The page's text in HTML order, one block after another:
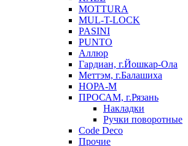
MOTTURA
MUL-T-LOCK
PASINI
PUNTO
Аллюр
Гардиан, г.Йошкар-Ола
Меттэм, г.Балашиха
НОРА-М
ПРОСАМ, г.Рязань
Накладки
Ручки поворотные
Code Deco
Прочие